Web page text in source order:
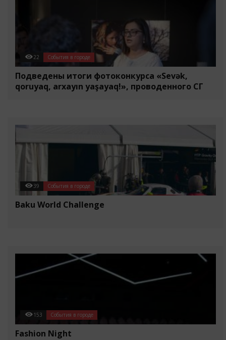
22 События в городе
Подведены итоги фотоконкурса «Sevək,
qoruyaq, arxayın yaşayaq!», проводенного СГ
39 События в городе
Baku World Challenge
153 События в городе
Fashion Night